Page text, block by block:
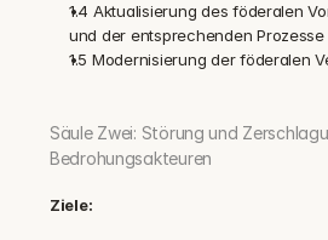
1.4 Aktualisierung des föderalen
und der entsprechenden Prozesse
1.5 Modernisierung der föderalen
Säule Zwei: Störung und
Bedrohungsakteuren
Ziele: